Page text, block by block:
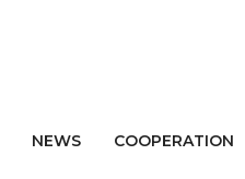
NEWS СOOPERATION